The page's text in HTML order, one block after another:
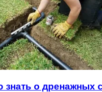
знать о дренажных